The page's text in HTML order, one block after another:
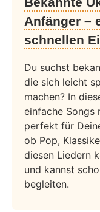
Anfänger –
schnellen
Du suchst
die sich leicht
machen? In
einfache Songs
perfekt für
ob Pop,
diesen Liedern
und kannst
begleiten.